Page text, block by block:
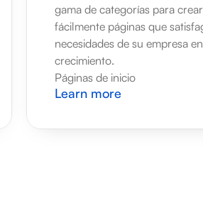
gama de categorías para crear
fácilmente páginas que
necesidades de su empresa en
crecimiento.
Páginas de inicio
Learn more